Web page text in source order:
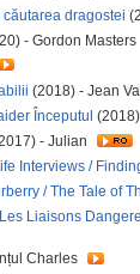
dragostei
- Gordon Masters
(2018) - Jean
Începutul
- Julian
Interviews /
/ The Tale of
Liaisons
Charles